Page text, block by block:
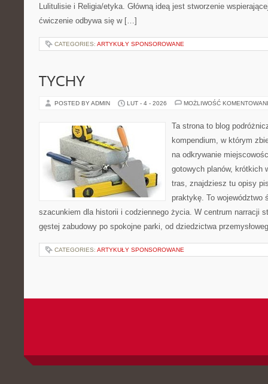
Lulitulisie i Religia/etyka. Główną ideą jest stworzenie
ćwiczenie odbywa się w […]
CATEGORIES: ARTYKUŁY SPONSOROWANE
TYCHY
POSTED BY ADMIN LUT - 4 - 2026 MOŻLIWOŚĆ
Ta strona to blog
kompendium, w którym
na odkrywanie
gotowych planów, krótkich
tras, znajdziesz tu opisy
praktykę. To województwo
szacunkiem dla historii i codziennego życia. W centrum narracji
gęstej zabudowy po spokojne parki, od dziedzictwa
CATEGORIES: ARTYKUŁY SPONSOROWANE